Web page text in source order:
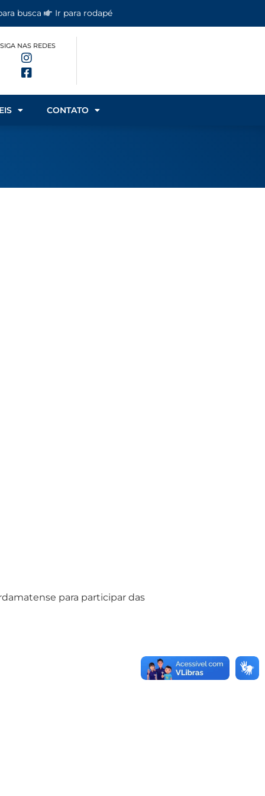
busca Ir para rodapé
SIGA NAS REDES
CONTATO
para participar das